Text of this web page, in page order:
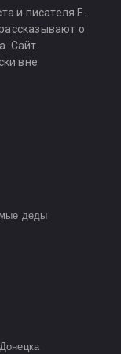
и писателя Е.
о
Сайт
вне
деды